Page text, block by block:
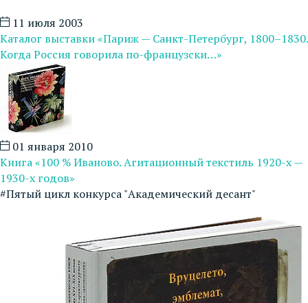
11 июля 2003
Каталог выставки «Париж — Санкт-Петербург, 1800–1830.
Когда Россия говорила по-французски…»
01 января 2010
Книга «100 % Иваново. Агитационный текстиль 1920-х —
1930-х годов»
#Пятый цикл конкурса "Академический десант"